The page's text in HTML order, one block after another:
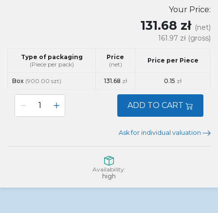
Your Price:
131.68 zł (net)
161.97 zł (gross)
Type of packaging
(Piece per pack)
Price
(net)
Price per Piece
Box (900.00 szt) 131.68 zł 0.15 zł
ADD TO CART
Ask for individual valuation
Availability:
high